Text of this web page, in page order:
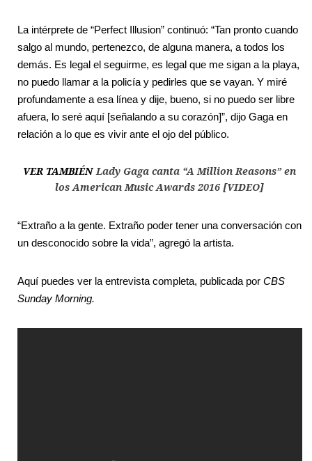
La intérprete de “Perfect Illusion” continuó: “Tan pronto cuando
salgo al mundo, pertenezco, de alguna manera, a todos los
demás. Es legal el seguirme, es legal que me sigan a la playa,
no puedo llamar a la policía y pedirles que se vayan. Y miré
profundamente a esa línea y dije, bueno, si no puedo ser libre
afuera, lo seré aquí [señalando a su corazón]”, dijo Gaga en
relación a lo que es vivir ante el ojo del público.
VER TAMBIÉN Lady Gaga canta “A Million Reasons” en
los American Music Awards 2016 [VIDEO]
“Extraño a la gente. Extraño poder tener una conversación con
un desconocido sobre la vida”, agregó la artista.
Aquí puedes ver la entrevista completa, publicada por CBS
Sunday Morning.